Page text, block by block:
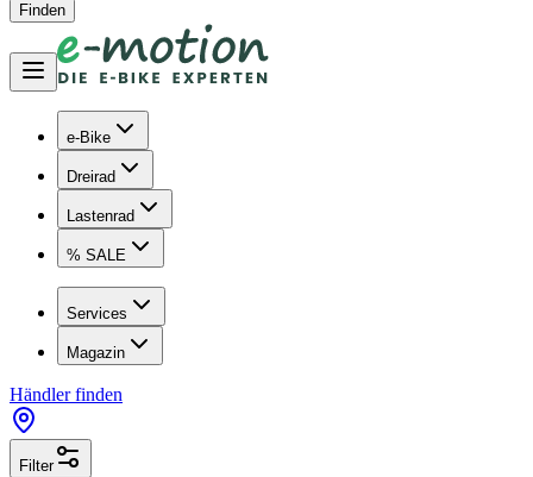
Finden
e-Bike
Dreirad
Lastenrad
% SALE
Services
Magazin
Händler finden
Filter